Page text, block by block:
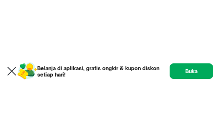
Belanja di aplikasi, gratis ongkir & kupon diskon
setiap hari!
Buka